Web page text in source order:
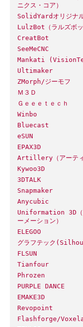
ニクス・コア）
SolidYardオリジナ
LulzBot（ラルズボッ
CreatBot
SeeMeCNC
Mankati
Ultimaker
ZMorph/ジーモフ
Ｍ３Ｄ
Ｇｅｅｅｔｅｃｈ
Winbo
Bluecast
eSUN
EPAX3D
Artillery（アーティ
Kywoo3D
3DTALK
Snapmaker
Anycubic
Uniformation 3D（
ーメーション）
ELEGOO
グラフテック
FLSUN
Tianfour
Phrozen
PURPLE DANCE
EMAKE3D
Revopoint
Flashforge/